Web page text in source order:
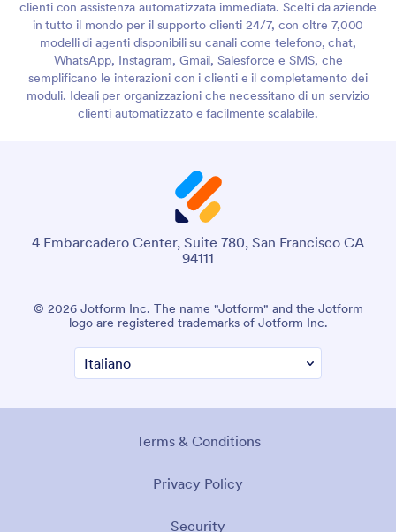
clienti con assistenza automatizzata immediata. Scelti da aziende
in tutto il mondo per il supporto clienti 24/7, con oltre 7,000
modelli di agenti disponibili su canali come telefono, chat,
WhatsApp, Instagram, Gmail, Salesforce e SMS, che
semplificano le interazioni con i clienti e il completamento dei
moduli. Ideali per organizzazioni che necessitano di un servizio
clienti automatizzato e facilmente scalabile.
4 Embarcadero Center, Suite 780, San Francisco CA
94111
© 2026 Jotform Inc. The name "Jotform" and the Jotform
logo are registered trademarks of Jotform Inc.
Terms & Conditions
Privacy Policy
Security